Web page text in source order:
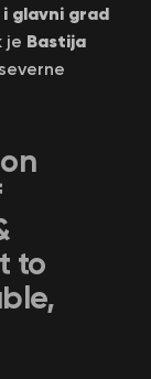
glavni grad
je Bastija
to